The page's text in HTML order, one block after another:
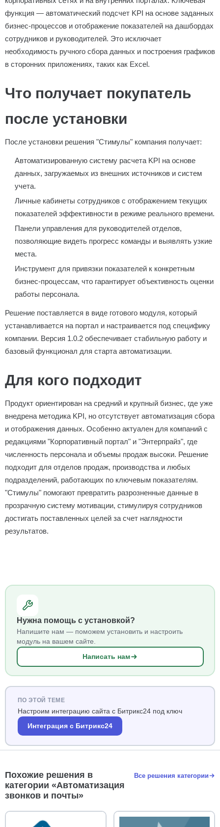
функция — автоматический подсчет KPI на основе заданных
бизнес-процессов и отображение показателей на дашбордах
сотрудников и руководителей. Это исключает
необходимость ручного сбора данных и построения графиков
в сторонних приложениях, таких как Excel.
Что получает покупатель
после установки
После установки решения "Стимулы" компания получает:
Автоматизированную систему расчета KPI на основе
данных, загружаемых из внешних источников и систем
учета.
Личные кабинеты сотрудников с отображением текущих
показателей эффективности в режиме реального времени.
Панели управления для руководителей отделов,
позволяющие видеть прогресс команды и выявлять узкие
места.
Инструмент для привязки показателей к конкретным
бизнес-процессам, что гарантирует объективность оценки
работы персонала.
Решение поставляется в виде готового модуля, который
устанавливается на портал и настраивается под специфику
компании. Версия 1.0.2 обеспечивает стабильную работу и
базовый функционал для старта автоматизации.
Для кого подходит
Продукт ориентирован на средний и крупный бизнес, где уже
внедрена методика KPI, но отсутствует автоматизация сбора
и отображения данных. Особенно актуален для компаний с
редакциями "Корпоративный портал" и "Энтерпрайз", где
численность персонала и объемы продаж высоки. Решение
подходит для отделов продаж, производства и любых
подразделений, работающих по ключевым показателям.
"Стимулы" помогают превратить разрозненные данные в
прозрачную систему мотивации, стимулируя сотрудников
достигать поставленных целей за счет наглядности
результатов.
Нужна помощь с установкой?
Напишите нам — поможем установить и настроить
модуль на вашем сайте.
Написать нам
ПО ЭТОЙ ТЕМЕ
Настроим интеграцию сайта с Битрикс24 под ключ
Интеграция с Битрикс24
Похожие решения в
категории «Автоматизация
звонков и почты»
Все решения категории